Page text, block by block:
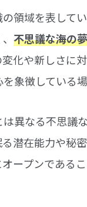
領域を表して
不思議な海の
化や新しさに
象徴している場
異なる不思議
潜在能力や秘
ープンである